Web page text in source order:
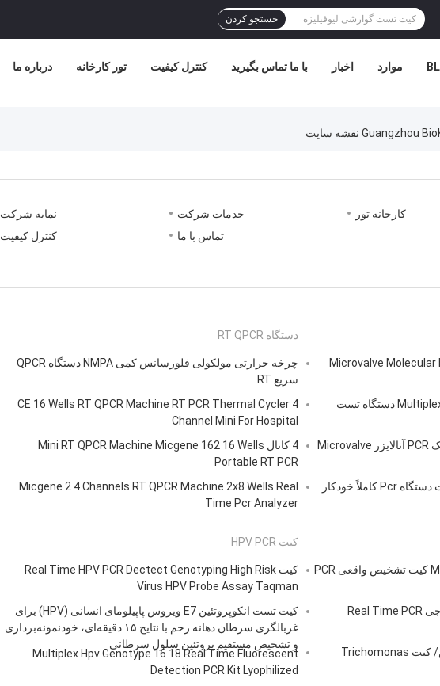
جستجو کردن
درباره ما تور کارخانه کنترل کیفیت با ما تماس بگیرید اخبار موارد
نمایه شرکت خدمات شرکت
کارخانه تور
کنترل کیفیت
تماس با ما
دستگاه RT QPCR
چرخه حرارتی مولکولی فلورسانس کمی NMPA دستگاه QPCR
سریع RT
CE 16 Wells RT QPCR Machine RT PCR Thermal Cycler 4
Channel Mini For Hospital
4 کانال Mini RT QPCR Machine Micgene 162 16 Wells
Portable RT PCR
Micgene 2 4 Channels RT QPCR Machine 2x8 Wells Real
Time Pcr Analyzer
Microvalve Molecular
دستگاه Multiplex Taqman Probe Rt Pcr 5KG دستگاه تست
Micgene تشخیص مولکول اسید نوکلئیک PCR آنالایزر Microvalve
دستگاه QPCR قابل حمل CE 1.5 ساعت دستگاه Pcr کاملاً خودکار
کیت HPV PCR
کیت Real Time HPV PCR Dectect Genotyping High Risk
Virus HPV Probe Assay Taqman
کیت تست انکوپروتئین E7 ویروس پاپیلومای انسانی (HPV) برای
غربالگری سرطان دهانه رحم با نتایج ۱۵ دقیقه‌ای، خودنمونه‌برداری
و تشخیص مستقیم پروتئین سلول سرطانی
Multiplex Hpv Genotype 16 18 Real Time Fluorescent
Detection PCR Kit Lyophilized
24 تست/ کیت مایکوپلاسما جنیتالیوم MG کیت تشخیص واقعی PCR
کیت تشخیص مایکوپلاسما جنیتالیوم ام جی Real Time PCR
راهنمای عمل کیت تشخیص 96 آزمایش/ کیت Trichomonas